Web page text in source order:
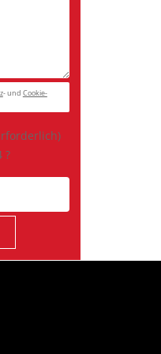
- und Cookie-
?